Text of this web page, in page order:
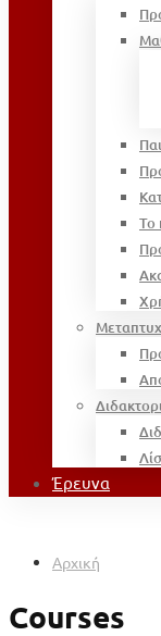
Το
Έρευνα
Αρχική
Courses